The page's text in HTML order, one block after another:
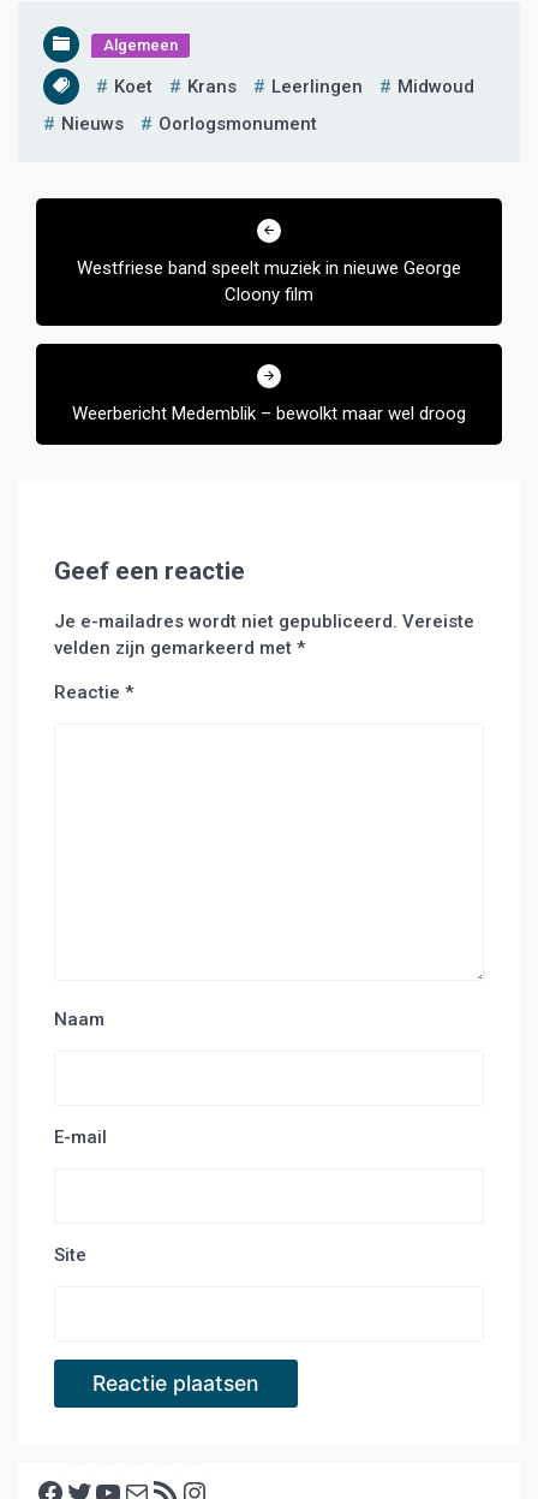
Algemeen
Koet Krans Leerlingen
Midwoud
Nieuws
Oorlogsmonument
Bericht
Westfriese band speelt muziek in nieuwe George
Cloony film
Weerbericht Medemblik – bewolkt maar wel droog
Geef een reactie
Je e-mailadres wordt niet gepubliceerd. Vereiste
velden zijn gemarkeerd met *
Reactie *
Naam
E-mail
Site
Facebook Twitter YouTube E-mail RSS feed